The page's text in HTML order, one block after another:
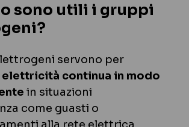
sono utili i gruppi
servono per
elettricità continua in modo
in situazioni
come guasti o